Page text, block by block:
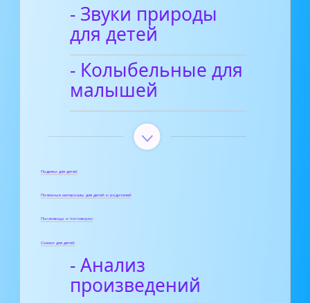
- Звуки природы
для детей
- Колыбельные для
малышей
Поделки для детей
Полезные материалы для детей и родителей
Пословицы и поговорки
Сказки для детей
- Анализ
произведений